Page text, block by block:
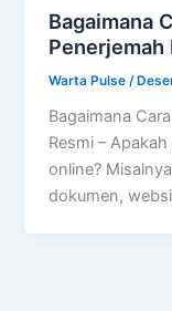
Bagaimana
Penerjemah
Warta Pulse /
Bagaimana
Resmi –
online?
dokumen,